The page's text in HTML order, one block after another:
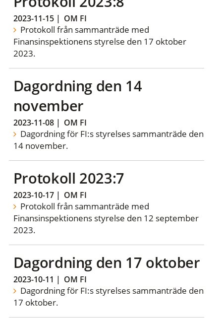
2023-11-15| OM FI
Protokoll från sammanträde med
Finansinspektionens styrelse den 17 oktober
2023.
Dagordning den 14
november
2023-11-08| OM FI
Dagordning för FI:s styrelses sammanträde den
14 november.
Protokoll 2023:7
2023-10-17| OM FI
Protokoll från sammanträde med
Finansinspektionens styrelse den 12 september
2023.
Dagordning den 17 oktober
2023-10-11 | OM FI
Dagordning för FI:s styrelses sammanträde den
17 oktober.